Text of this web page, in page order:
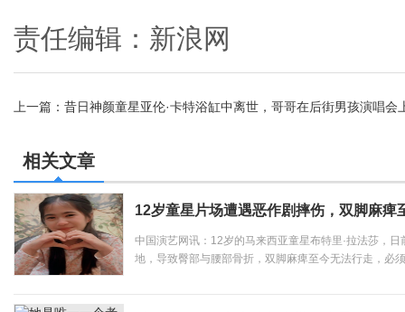
责任编辑：新浪网
上一篇： 昔日神颜童星亚伦·卡特浴缸中离世，哥哥在后街男孩演唱会
相关文章
12岁童星片场遭遇恶作剧摔伤，双脚麻痺
中国演艺网讯：12岁的马来西亚童星布特里·拉法莎，
地，导致臀部与腰部骨折，双脚麻痺至今无法行走，必